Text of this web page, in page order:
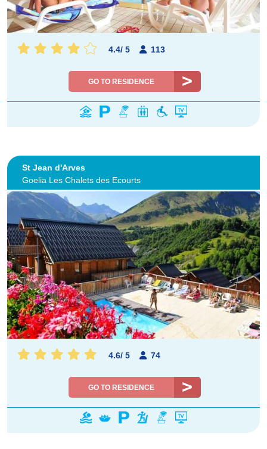
4.4/ 5 113
GO TO RESIDENCE
St Jean d'Arves
Goelia Les Chalets des Ecourts
4.6/ 5 74
GO TO RESIDENCE